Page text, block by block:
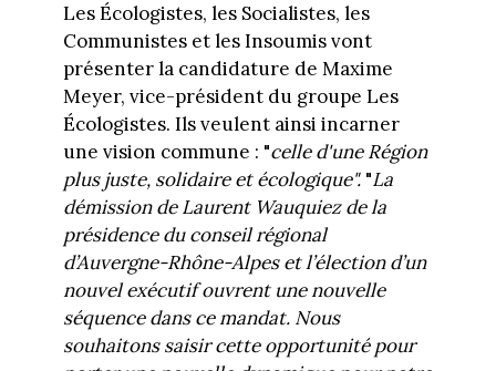
Les Écologistes, les Socialistes, les
Communistes et les Insoumis vont
présenter la candidature de Maxime
Meyer, vice-président du groupe Les
Écologistes. Ils veulent ainsi incarner
une vision commune : "celle d'une Région
plus juste, solidaire et écologique"."La
démission de Laurent Wauquiez de la
présidence du conseil régional
d’Auvergne-Rhône-Alpes et l’élection d’un
nouvel exécutif ouvrent une nouvelle
séquence dans ce mandat. Nous
souhaitons saisir cette opportunité pour